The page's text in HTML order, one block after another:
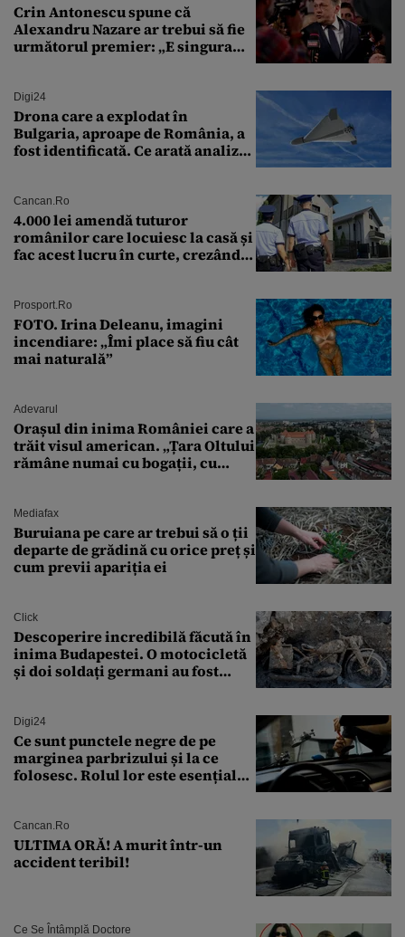
Crin Antonescu spune că
Alexandru Nazare ar trebui să fie
următorul premier: „E singura
Digi24
Drona care a explodat în
Bulgaria, aproape de România, a
fost identificată. Ce arată analiza
Cancan.ro
4.000 lei amendă tuturor
românilor care locuiesc la casă și
fac acest lucru în curte, crezând
Prosport.ro
FOTO. Irina Deleanu, imagini
incendiare: „Îmi place să fiu cât
mai naturală”
Adevarul
Orașul din inima României care a
trăit visul american. „Țara Oltului
rămâne numai cu bogații, cu
Mediafax
Buruiana pe care ar trebui să o ții
departe de grădină cu orice preț și
cum previi apariția ei
Click
Descoperire incredibilă făcută în
inima Budapestei. O motocicletă
și doi soldați germani au fost
Digi24
Ce sunt punctele negre de pe
marginea parbrizului și la ce
folosesc. Rolul lor este esențial
Cancan.ro
ULTIMA ORĂ! A murit într-un
accident teribil!
Ce Se Întâmplă Doctore